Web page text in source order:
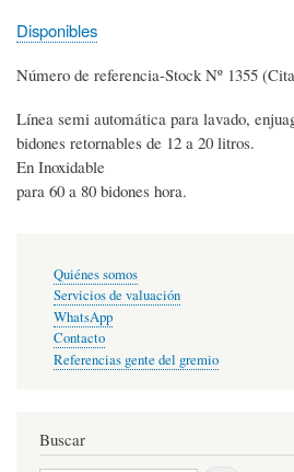
Disponibles
Número de referencia-Stock Nº 1355
Línea semi automática para lavado,
bidones retornables de 12 a 20 litros.
En Inoxidable
para 60 a 80 bidones hora.
primarios
Quiénes somos
Servicios de valuación
WhatsApp
Contacto
Referencias gente del gremio
Buscar